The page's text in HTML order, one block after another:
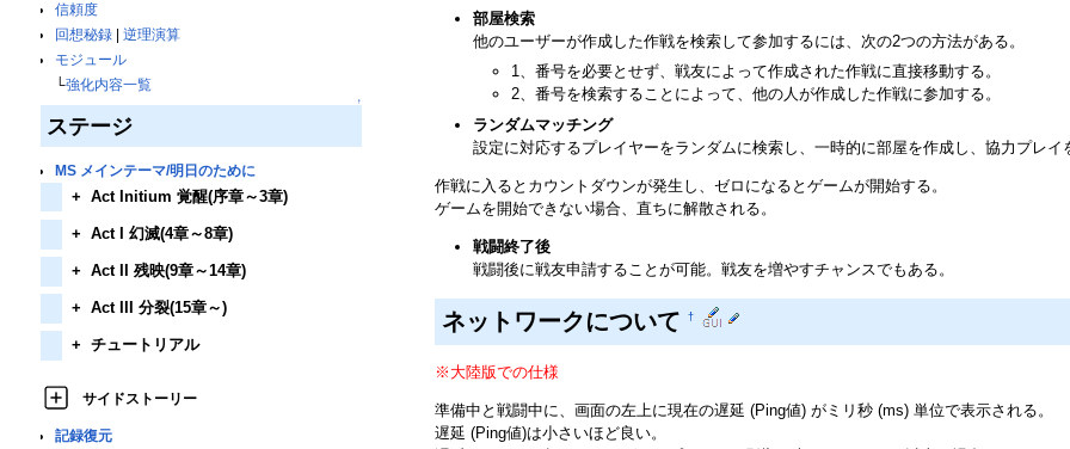
信頼度
回想秘録| 逆理演算
モジュール
└強化内容一覧
↑
ステージ
MS メインテーマ/明日のために
+ Act Initium 覚醒(序章～3章)
+ Act I 幻滅(4章～8章)
+ Act II 残映(9章～14章)
+ Act III 分裂(15章～)
+ チュートリアル
サイドストーリー
記録復元
部屋検索
他のユーザーが作成した作戦を検索して参加するには、次の2つの方法がある。
1、番号を必要とせず、戦友によって作成された作戦に直接移動する。
2、番号を検索することによって、他の人が作成した作戦に参加する。
ランダムマッチング
設定に対応するプレイヤーをランダムに検索し、一時的に部屋を作成し、協力プレイ
作戦に入るとカウントダウンが発生し、ゼロになるとゲームが開始する。
ゲームを開始できない場合、直ちに解散される。
戦闘終了後
戦闘後に戦友申請することが可能。戦友を増やすチャンスでもある。
ネットワークについて †
※大陸版での仕様
準備中と戦闘中に、画面の左上に現在の遅延 (Ping値) がミリ秒 (ms) 単位で表示される。
遅延 (Ping値)は小さいほど良い。